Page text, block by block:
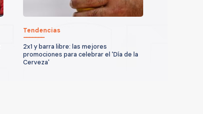
Tendencias
2x1 y barra libre: las mejores
promociones para celebrar el 'Día de la
Cerveza'